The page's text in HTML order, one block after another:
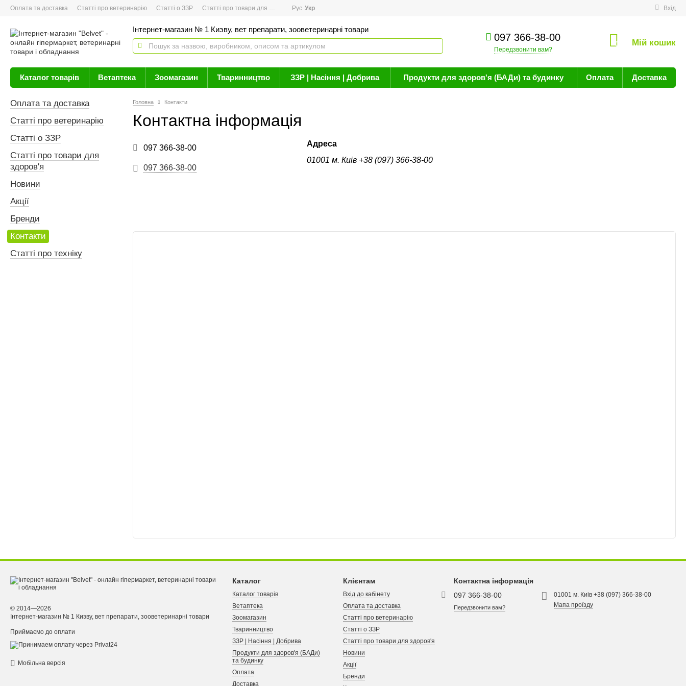
Оплата та доставка Статті про ветеринарію Статті о ЗЗР Статті про товари для здоров'я Новини Вхід
Рус Укр
Інтернет-магазин № 1 Киэву, вет препарати, зооветеринарні товари
097 366-38-00
Передзвонити вам?
0 Мій кошик
Каталог товарів Ветаптека Зоомагазин Тваринництво ЗЗР | Насіння | Добрива Продукти для здоров'я (БАДи) та будинку Оплата Доставка
Головна Контакти
Контактна інформація
097 366-38-00
097 366-38-00
Адреса
01001 м. Киів +38 (097) 366-38-00
Оплата та доставка
Статті про ветеринарію
Статті о ЗЗР
Статті про товари для
здоров'я
Новини
Акції
Бренди
Контакти
Статті про техніку
© 2014—2026
Інтернет-магазин № 1 Киэву, вет препарати, зооветеринарні товари
Приймаємо до оплати
Мобільна версія
Каталог
Каталог товарів
Ветаптека
Зоомагазин
Тваринництво
ЗЗР | Насіння | Добрива
Продукти для здоров'я (БАДи)
та будинку
Оплата
Доставка
Клієнтам
Вхід до кабінету
Оплата та доставка
Статті про ветеринарію
Статті о ЗЗР
Статті про товари для здоров'я
Новини
Акції
Бренди
Контактна інформація
097 366-38-00
Передзвонити вам?
01001 м. Киів +38 (097) 366-38-00
Мапа проїзду